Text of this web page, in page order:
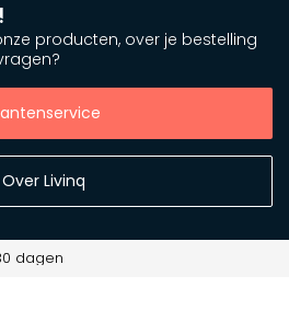
producten, over je bestelling
Over Livinq
dagen